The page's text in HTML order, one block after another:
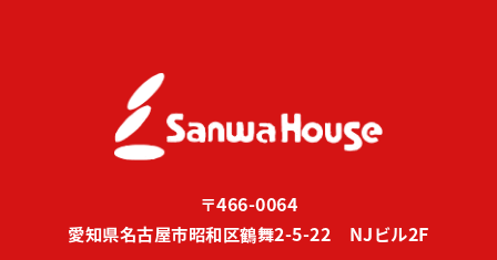
〒466-0064
愛知県名古屋市昭和区鶴舞2-5-22 NJビル2F